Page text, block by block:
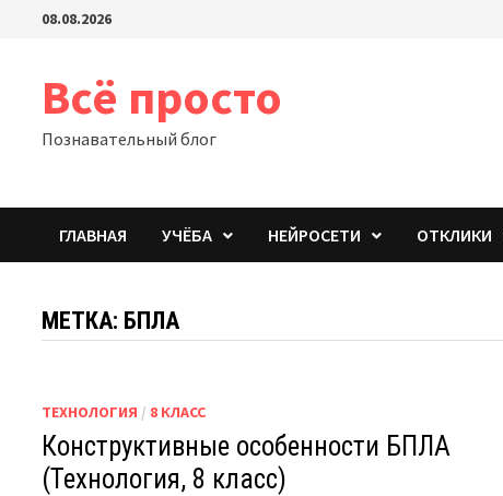
Перейти08.08.2026
Всё просто
Познавательный блог
ГЛАВНАЯ УЧЁБА НЕЙРОСЕТИ ОТКЛИКИ
МЕТКА: БПЛА
ТЕХНОЛОГИЯ / 8 КЛАСС
Конструктивные особенности БПЛА
(Технология, 8 класс)